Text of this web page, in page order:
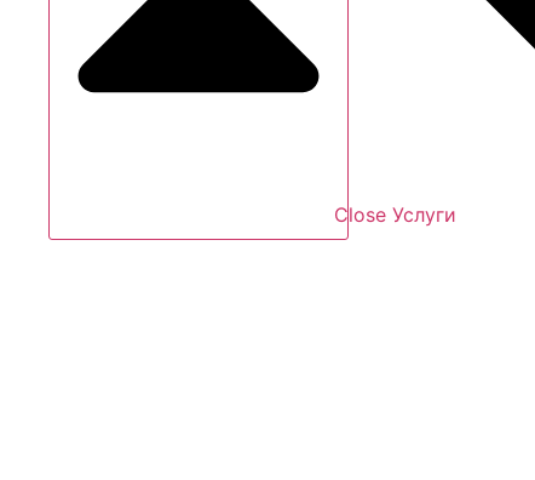
Close Услуги